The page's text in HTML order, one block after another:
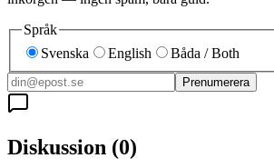
Språk
Svenska
English Båda / Both
Prenumerera
Diskussion (0)